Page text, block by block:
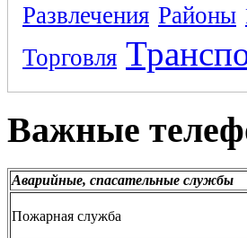
Развлечения Районы
Торговля
Важные
Аварийные, спасательные службы
Пожарная служба